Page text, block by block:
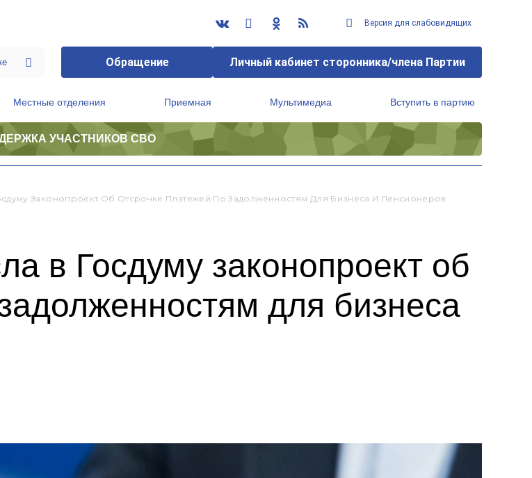
Версия для слабовидящих
Обращение Личный кабинет сторонника/члена Партии
Местные отделения Приемная Мультимедиа Вступить в партию
УЧАСТНИКОВ СВО
Законопроект Об Отсрочке Платежей По Задолженностям Для Бизнеса И Пенсионеров
в Госдуму законопроект об
для бизнеса